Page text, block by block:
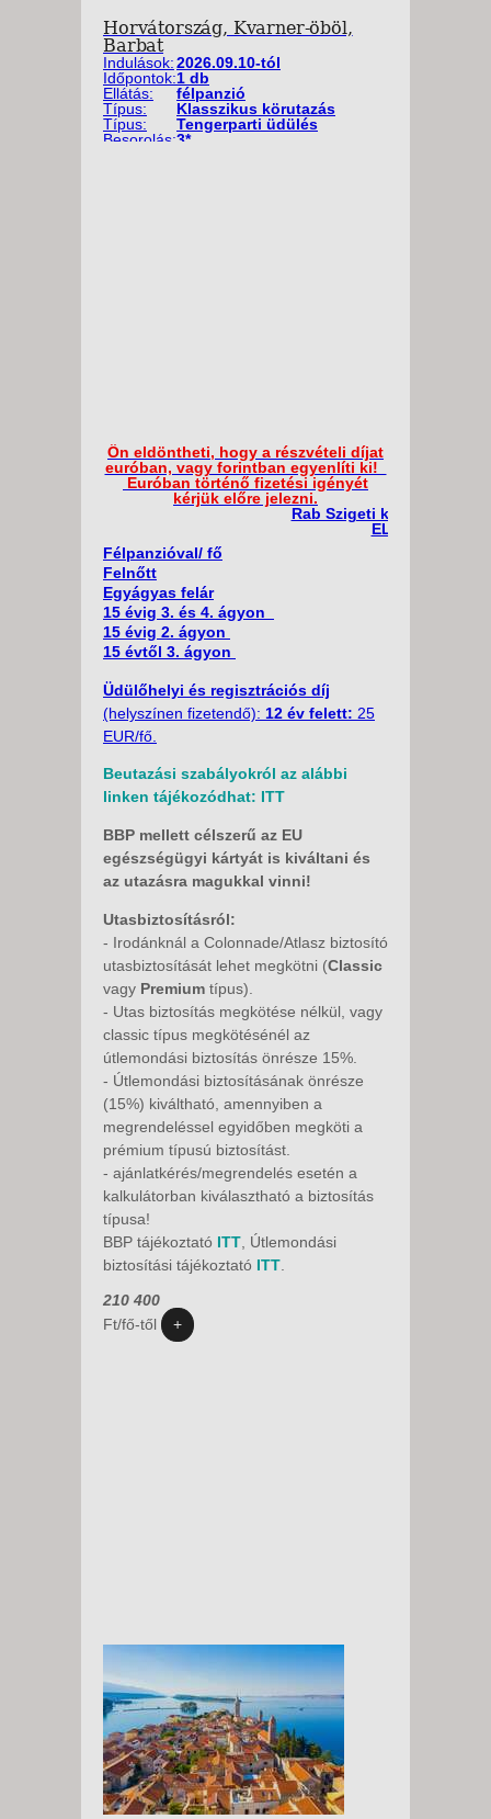
Horvátország, Kvarner-öböl,
Barbat
Indulások:2026.09.10-tól
Időpontok:1 db
Ellátás:
félpanzió
Típus:
Klasszikus körutazás
Típus:
Tengerparti üdülés
Besorolás:3*
Ön eldöntheti, hogy a részvételi díjat
euróban, vagy forintban egyenlíti ki!
Euróban történő fizetési igényét
kérjük előre jelezni.
Rab Szigeti kiruccanás
Félpanzióval/ fő
Felnőtt
Egyágyas felár
15 évig 3. és 4. ágyon
15 évig 2. ágyon
15 évtől 3. ágyon
Üdülőhelyi és regisztrációs díj
(helyszínen fizetendő): 12 év felett: 25
EUR/fő.
(160 Eur/szoba).
esetén):
- Hajókirándulás Losinj szigetre: 55
EUR/felnőtt, gyermek 12 évig 35 EUR/fő.
-Kis hajó transzfer Suha Puntara: kb
15 Eur/fő
Belépők a helyszínen:visszautón kb. 7
Eur/fő a Senji vár - igény szerint
Minimum létszám:35 fő.
A részvételi díj tartalmazza:
autóbuszos utazás, 6 éjszakai szállás
félpanzióval, magyar idegenvezetőt,
programokat.
A részvételi díj nem tartalmazza:
baleset-, betegség- és
poggyászbiztosítás, útlemondási
biztosítás, üdülőhelyi és regisztrációs
díjat, fakultatív programokat és a
Beutazási szabályokról az alábbi
linken tájékozódhat: ITT
BBP mellett célszerű az EU
egészségügyi kártyát is kiváltani és
az utazásra magukkal vinni!
Utasbiztosításról:
- Irodánknál a Colonnade/Atlasz biztosító
utasbiztosítását lehet megkötni (Classic
vagy Premium típus).
- Utas biztosítás megkötése nélkül, vagy
classic típus megkötésénél az
útlemondási biztosítás önrésze 15%.
- Útlemondási biztosításának önrésze
(15%) kiváltható, amennyiben a
megrendeléssel egyidőben megköti a
prémium típusú biztosítást.
- ajánlatkérés/megrendelés esetén a
kalkulátorban kiválasztható a biztosítás
típusa!
BBP tájékoztató ITT , Útlemondási
biztosítási tájékoztató ITT
210 400
Ft/fő-től
+